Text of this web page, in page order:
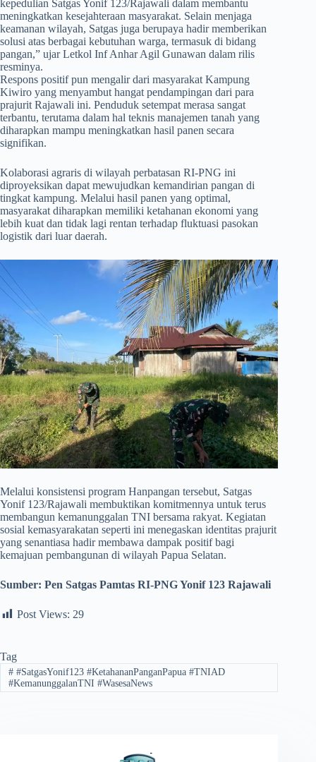
kepedulian Satgas Yonif 123/Rajawali dalam membantu
meningkatkan kesejahteraan masyarakat. Selain menjaga
keamanan wilayah, Satgas juga berupaya hadir memberikan
solusi atas berbagai kebutuhan warga, termasuk di bidang
pangan,” ujar Letkol Inf Anhar Agil Gunawan dalam rilis
resminya.
Respons positif pun mengalir dari masyarakat Kampung
Kiwiro yang menyambut hangat pendampingan dari para
prajurit Rajawali ini. Penduduk setempat merasa sangat
terbantu, terutama dalam hal teknis manajemen tanah yang
diharapkan mampu meningkatkan hasil panen secara
signifikan.
​Kolaborasi agraris di wilayah perbatasan RI-PNG ini
diproyeksikan dapat mewujudkan kemandirian pangan di
tingkat kampung. Melalui hasil panen yang optimal,
masyarakat diharapkan memiliki ketahanan ekonomi yang
lebih kuat dan tidak lagi rentan terhadap fluktuasi pasokan
logistik dari luar daerah.
​Melalui konsistensi program Hanpangan tersebut, Satgas
Yonif 123/Rajawali membuktikan komitmennya untuk terus
membangun kemanunggalan TNI bersama rakyat. Kegiatan
sosial kemasyarakatan seperti ini menegaskan identitas prajurit
yang senantiasa hadir membawa dampak positif bagi
kemajuan pembangunan di wilayah Papua Selatan.
Sumber: Pen Satgas Pamtas RI-PNG Yonif 123 Rajawali
Post Views: 29
Tag
##SatgasYonif123 #KetahananPanganPapua #TNIAD
#KemanunggalanTNI #WasesaNews